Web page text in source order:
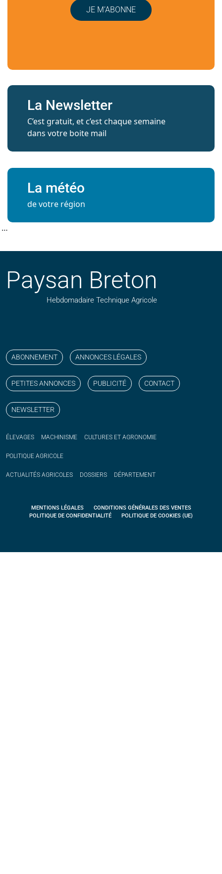
JE M’ABONNE
La Newsletter
C’est gratuit, et c’est chaque semaine
dans votre boite mail
La météo
de votre région
…
Paysan Breton
Hebdomadaire Technique Agricole
ABONNEMENT ANNONCES LÉGALES
PETITES ANNONCES PUBLICITÉ CONTACT
NEWSLETTER
ÉLEVAGES MACHINISME CULTURES ET AGRONOMIE
POLITIQUE AGRICOLE
ACTUALITÉS AGRICOLES DOSSIERS DÉPARTEMENT
MENTIONS LÉGALES
CONDITIONS GÉNÉRALES DES VENTES
POLITIQUE DE CONFIDENTIALITÉ
POLITIQUE DE COOKIES (UE)